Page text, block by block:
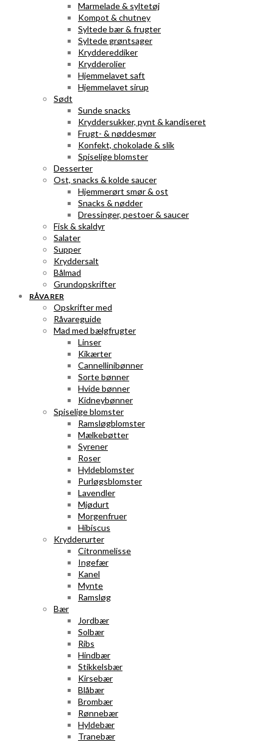
Marmelade & syltetøj
Kompot & chutney
Syltede bær & frugter
Syltede grøntsager
Kryddereddiker
Krydderolier
Hjemmelavet saft
Hjemmelavet sirup
Sødt
Sunde snacks
Kryddersukker, pynt & kandiseret
Frugt- & nøddesmør
Konfekt, chokolade & slik
Spiselige blomster
Desserter
Ost, snacks & kolde saucer
Hjemmerørt smør & ost
Snacks & nødder
Dressinger, pestoer & saucer
Fisk & skaldyr
Salater
Supper
Kryddersalt
Bålmad
Grundopskrifter
RÅVARER
Opskrifter med
Råvareguide
Mad med bælgfrugter
Linser
Kikærter
Cannellinibønner
Sorte bønner
Hvide bønner
Kidneybønner
Spiselige blomster
Ramsløgblomster
Mælkebøtter
Syrener
Roser
Hyldeblomster
Purløgsblomster
Lavendler
Mjødurt
Morgenfruer
Hibiscus
Krydderurter
Citronmelisse
Ingefær
Kanel
Mynte
Ramsløg
Bær
Jordbær
Solbær
Ribs
Hindbær
Stikkelsbær
Kirsebær
Blåbær
Brombær
Rønnebær
Hyldebær
Tranebær